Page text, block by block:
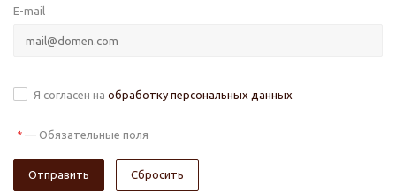
E-mail
Я согласен на обработку персональных данных
* — Обязательные поля
Сбросить